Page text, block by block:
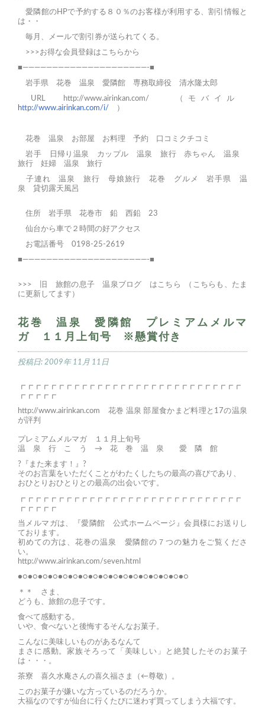
愛隣館のHPで予約する８０％のお客様が利用する、割引情報と
は・・
毎月、メールで割引券が送られてくる。
>>>お得な会員登録はこちらから
■—————————————————————-■
岩手県 花巻 温泉 愛隣館 専務取締役 清水隆太郎
URL
http://www.airinkan.com/ （モバイル
http://www.airinkan.com/i/ ）
花巻 温泉 お部屋 お料理 予約
口コミクチコミ
岩手 日帰り温泉
カップル 温泉 旅行
赤ちゃん 温泉
旅行
妊婦 温泉 旅行
子連れ 温泉 旅行
母娘旅行 花巻 グルメ
岩手県 温
泉
貸切露天風呂
住所 岩手県 花巻市 鉛 西鉛 23
仙台から車で２時間の好アクセス
お電話番号 0198-25-2619
■—————————————————————-■
>>> 旧 旅館の息子 温泉ブログ はこちら
（こちらも、たま
に更新してます）
花巻 温泉 愛隣館 プレミアムメルマ
ガ １１月上旬号 ※懸賞付き
投稿日: 2009年 11月 11日
┏┏┏┏┏┏┏┏┏┏┏┏┏┏┏┏┏┏┏┏┏┏┏┏┏┏┏┏┏
┏┏┏┏┏
http://www.airinkan.com 花巻 温泉 部屋食かまど料理と17の温泉
が評判
プレミアムメルマガ １１月上旬号
温 泉 行 こ う → 花 巻 温 泉 愛 隣 館
?『また来ます！』?
そのお言葉をいただくことがわたくしたちの最高の喜びであり、
おひとりおひとりとの最高の出会いです。
┏┏┏┏┏┏┏┏┏┏┏┏┏┏┏┏┏┏┏┏┏┏┏┏┏┏┏┏┏
┏┏┏┏┏
当メルマガは、『愛隣館 公式ホームページ』会員様にお送りし
ております。
初めての方は、花巻の温泉 愛隣館の７つの魅力をご覧くださ
い。
http://www.airinkan.com/seven.html
●○●○●○●○●○●○●○●○●○●○●○●○●○●○●○●○●○
＊＊ さま、
どうも、旅館の息子です。
食べて感動する。
いや、食べないと後悔するそんなお菓子。
こんなに美味しいものがあるなんて
まさに感動。家族そろって「美味しい」と絶賛したそのお菓子
は・・・。
茶寮 喜久水庵さんの喜久福さま（←尊敬）。
このお菓子が嫌いな方っているのだろうか。
大福なのですが仙台に行くたびに迷わず買ってしまう大福です。